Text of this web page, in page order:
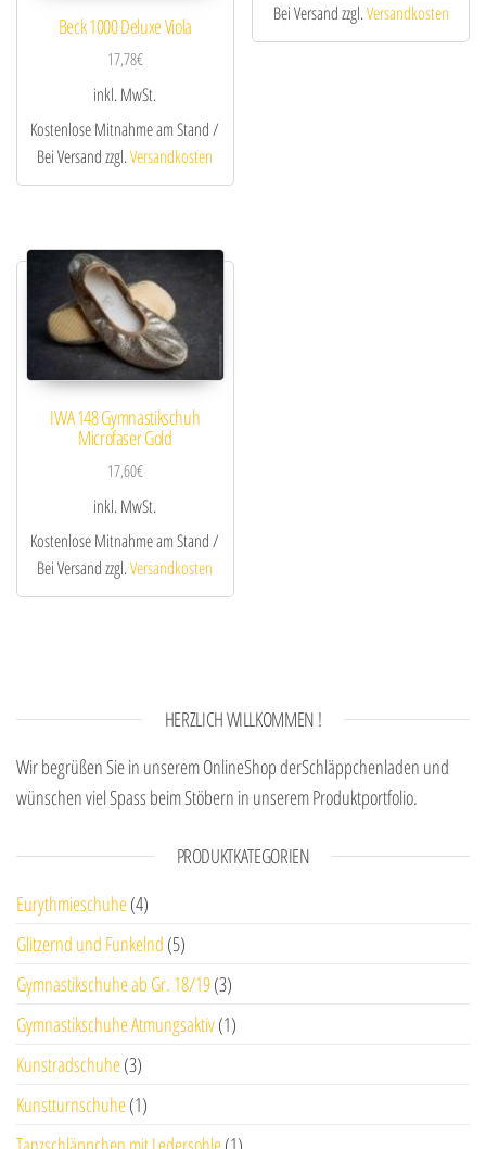
Beck 1000 Deluxe Viola
17,78€
inkl. MwSt.
Kostenlose Mitnahme am Stand /
Bei Versand zzgl.Versandkosten
Bei Versand zzgl.Versandkosten
IWA 148 Gymnastikschuh
Microfaser Gold
17,60€
inkl. MwSt.
Kostenlose Mitnahme am Stand /
Bei Versand zzgl.Versandkosten
HERZLICH WILLKOMMEN !
Wir begrüßen Sie in unserem OnlineShop derSchläppchenladen und
wünschen viel Spass beim Stöbern in unserem Produktportfolio.
PRODUKTKATEGORIEN
Eurythmieschuhe(4)
Glitzernd und Funkelnd (5)
Gymnastikschuhe ab Gr. 18/19(3)
Gymnastikschuhe Atmungsaktiv(1)
Kunstradschuhe(3)
Kunstturnschuhe(1)